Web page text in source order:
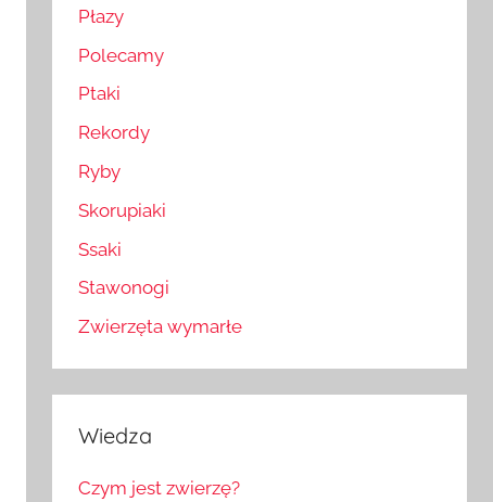
Płazy
Polecamy
Ptaki
Rekordy
Ryby
Skorupiaki
Ssaki
Stawonogi
Zwierzęta wymarłe
Wiedza
Czym jest zwierzę?